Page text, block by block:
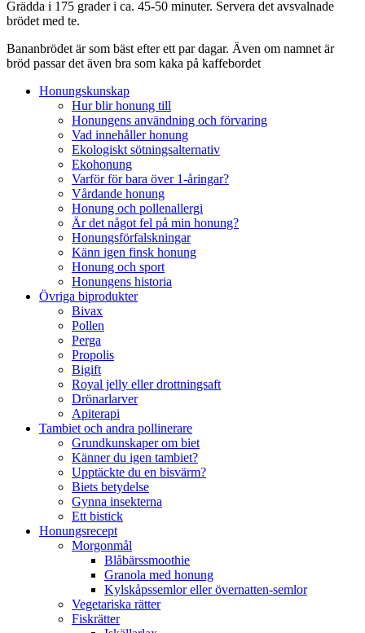
Grädda i 175 grader i ca. 45-50 minuter. Servera det avsvalnade
brödet med te.
Bananbrödet är som bäst efter ett par dagar. Även om namnet är
bröd passar det även bra som kaka på kaffebordet
Honungskunskap
Hur blir honung till
Honungens användning och förvaring
Vad innehåller honung
Ekologiskt sötningsalternativ
Ekohonung
Varför för bara över 1-åringar?
Vårdande honung
Honung och pollenallergi
Är det något fel på min honung?
Honungsförfalskningar
Känn igen finsk honung
Honung och sport
Honungens historia
Övriga biprodukter
Bivax
Pollen
Perga
Propolis
Bigift
Royal jelly eller drottningsaft
Drönarlarver
Apiterapi
Tambiet och andra pollinerare
Grundkunskaper om biet
Känner du igen tambiet?
Upptäckte du en bisvärm?
Biets betydelse
Gynna insekterna
Ett bistick
Honungsrecept
Morgonmål
Blåbärssmoothie
Granola med honung
Kylskåpssemlor eller övernatten-semlor
Vegetariska rätter
Fiskrätter